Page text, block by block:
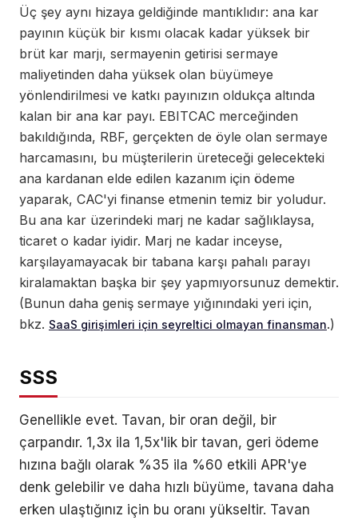
Üç şey aynı hizaya geldiğinde mantıklıdır: ana kar
payının küçük bir kısmı olacak kadar yüksek bir
brüt kar marjı, sermayenin getirisi sermaye
maliyetinden daha yüksek olan büyümeye
yönlendirilmesi ve katkı payınızın oldukça altında
kalan bir ana kar payı. EBITCAC merceğinden
bakıldığında, RBF, gerçekten de öyle olan sermaye
harcamasını, bu müşterilerin üreteceği gelecekteki
ana kardanan elde edilen kazanım için ödeme
yaparak, CAC'yi finanse etmenin temiz bir yoludur.
Bu ana kar üzerindeki marj ne kadar sağlıklaysa,
ticaret o kadar iyidir. Marj ne kadar inceyse,
karşılayamayacak bir tabana karşı pahalı parayı
kiralamaktan başka bir şey yapmıyorsunuz demektir.
(Bunun daha geniş sermaye yığınındaki yeri için,
bkz. SaaS girişimleri için seyreltici olmayan finansman.)
SSS
Genellikle evet. Tavan, bir oran değil, bir
çarpandır. 1,3x ila 1,5x'lik bir tavan, geri ödeme
hızına bağlı olarak %35 ila %60 etkili APR'ye
denk gelebilir ve daha hızlı büyüme, tavana daha
erken ulaştığınız için bu oranı yükseltir. Tavan